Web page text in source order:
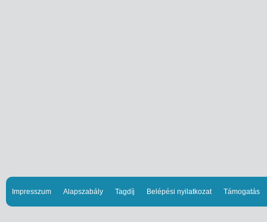
Impresszum Alapszabály Tagdíj Belépési nyilatkozat Támogatás